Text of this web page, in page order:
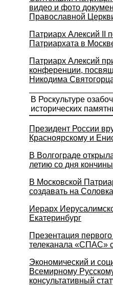
видео и фото
Православной
Патриарх Алексий II
Патриархата в
Патриарх Алексий
конференции,
Никодима
В Роскультуре
исторических
Президент России
Красноярскому и
В Волгограде
летию со дня
В Московской
создавать на
Иерарх
Екатеринбург
Презентация
телеканала «СПАС»
Экономический и
Всемирному
консультативный